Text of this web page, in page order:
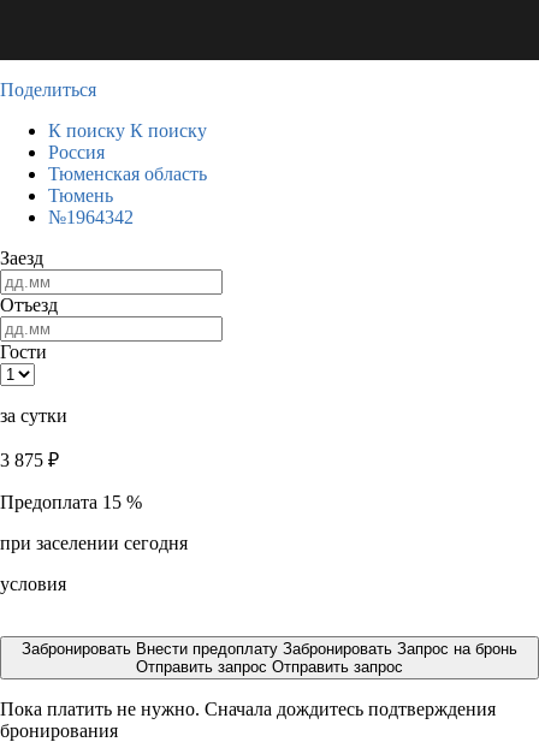
Поделиться
К поиску К поиску
Россия
Тюменская область
Тюмень
№1964342
Заезд
Отъезд
Гости
за сутки
3 875 ₽
Предоплата 15 %
при заселении сегодня
условия
Забронировать Внести предоплату Забронировать Запрос на бронь
Отправить запрос Отправить запрос
Пока платить не нужно. Сначала дождитесь подтверждения
бронирования